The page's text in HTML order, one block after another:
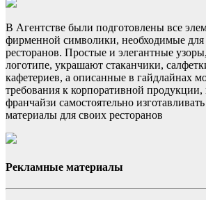
В Агентстве были подготовлены все
фирменной символики, необходимые для
ресторанов. Простые и элегантные
логотипе, украшают стаканчики,
кафетериев, а описанные в гайдлайнах
требования к корпоративной продукции,
франчайзи самостоятельно
материалы для своих ресторанов
Рекламные материалы